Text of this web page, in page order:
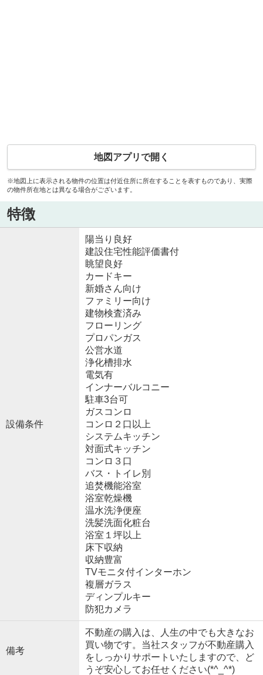
地図アプリで開く
※地図上に表示される物件の位置は付近住所に所在することを表すものであり、実際
の物件所在地とは異なる場合がございます。
特徴
設備条件
陽当り良好
建設住宅性能評価書付
眺望良好
カードキー
新婚さん向け
ファミリー向け
建物検査済み
フローリング
プロパンガス
公営水道
浄化槽排水
電気有
インナーバルコニー
駐車3台可
ガスコンロ
コンロ２口以上
システムキッチン
対面式キッチン
コンロ３口
バス・トイレ別
追焚機能浴室
浴室乾燥機
温水洗浄便座
洗髪洗面化粧台
浴室１坪以上
床下収納
収納豊富
TVモニタ付インターホン
複層ガラス
ディンプルキー
防犯カメラ
備考
不動産の購入は、人生の中でも大きなお
買い物です。当社スタッフが不動産購入
をしっかりサポートいたしますので、ど
うぞ安心してお任せください(*^_^*)